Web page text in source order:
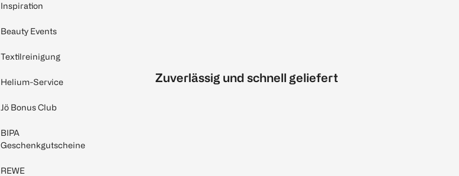
Inspiration
Beauty Events
Textilreinigung
Helium-Service
Jö Bonus Club
BIPA
Geschenkgutscheine
REWE
Zuverlässig und schnell geliefert